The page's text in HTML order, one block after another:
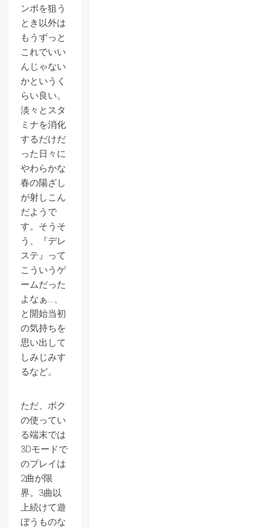
ンボを狙う
とき以外は
もうずっと
これでいい
んじゃない
かというく
らい良い。
淡々とスタ
ミナを消化
するだけだ
った日々に
やわらかな
春の陽ざし
が射しこん
だようで
す。そうそ
う、『デレ
ステ』って
こういうゲ
ームだった
よなぁ…、
と開始当初
の気持ちを
思い出して
しみじみす
るなど。
ただ、ボク
の使ってい
る端末では
3Dモードで
のプレイは
2曲が限
界。3曲以
上続けて遊
ぼうものな